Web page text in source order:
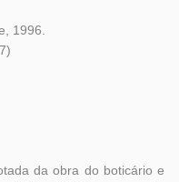
1996.
da obra do boticário e